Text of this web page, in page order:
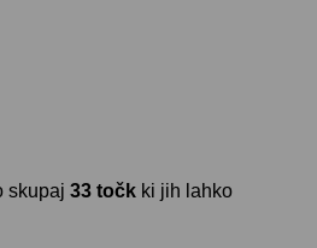
skupaj 33 točk ki jih lahko